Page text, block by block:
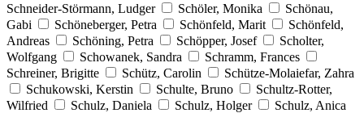
Schneider-Störmann, Ludger
Schöler, Monika
Schönau,
Gabi
Schöneberger, Petra Schönfeld, Marit
Schönfeld,
Andreas
Schöning, Petra Schöpper, Josef
Scholter,
Wolfgang
Schowanek, Sandra
Schramm, Frances
Schreiner, Brigitte
Schütz, Carolin
Schütze-Molaiefar, Zahra
Schukowski, Kerstin
Schulte, Bruno
Schultz-Rotter,
Wilfried
Schulz, Daniela Schulz, Holger
Schulz, Anica